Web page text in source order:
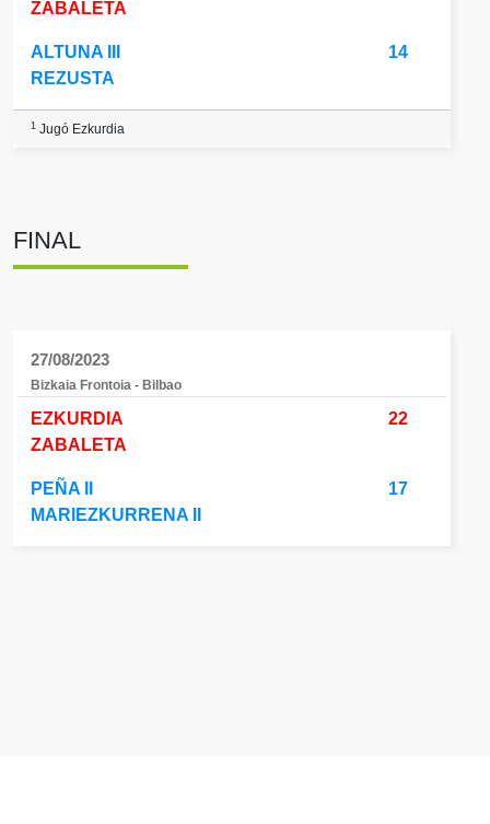
ZABALETA
ALTUNA III
REZUSTA
14
1 Jugó Ezkurdia
FINAL
27/08/2023
Bizkaia Frontoia - Bilbao
EZKURDIA
ZABALETA
22
PEÑA II
MARIEZKURRENA II
17